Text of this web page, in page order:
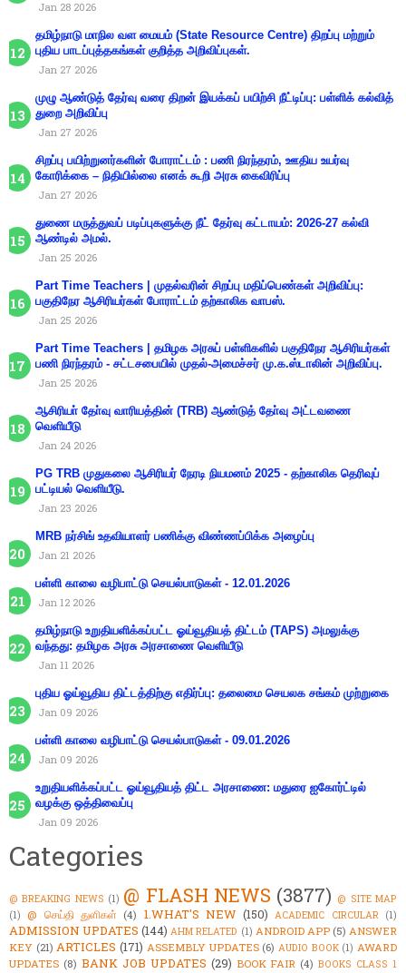
Jan 28 2026
தமிழ்நாடு மாநில வள மையம் (State Resource Centre) திறப்பு மற்றும்
புதிய பாடப்புத்தகங்கள் குறித்த அறிவிப்புகள்.
Jan 27 2026
முழு ஆண்டுத் தேர்வு வரை திறன் இயக்கப் பயிற்சி நீட்டிப்பு: பள்ளிக் கல்வித்
துறை அறிவிப்பு
Jan 27 2026
சிறப்பு பயிற்றுனர்களின் போராட்டம் : பணி நிரந்தரம், ஊதிய உயர்வு
கோரிக்கை – நிதியில்லை எனக் கூறி அரசு கைவிரிப்பு
Jan 27 2026
துணை மருத்துவப் படிப்புகளுக்கு நீட் தேர்வு கட்டாயம்: 2026-27 கல்வி
ஆண்டில் அமல்.
Jan 25 2026
Part Time Teachers | முதல்வரின் சிறப்பு மதிப்பெண்கள் அறிவிப்பு:
பகுதிநேர ஆசிரியர்கள் போராட்டம் தற்காலிக வாபஸ்.
Jan 25 2026
Part Time Teachers | தமிழக அரசுப் பள்ளிகளில் பகுதிநேர ஆசிரியர்கள்
பணி நிரந்தரம் - சட்டசபையில் முதல்-அமைச்சர் மு.க.ஸ்டாலின் அறிவிப்பு.
Jan 25 2026
ஆசிரியா் தோ்வு வாரியத்தின் (TRB) ஆண்டுத் தோ்வு அட்டவணை
வெளியீடு
Jan 24 2026
PG TRB முதுகலை ஆசிரியர் நேரடி நியமனம் 2025 - தற்காலிக தெரிவுப்
பட்டியல் வெளியீடு.
Jan 23 2026
MRB நர்சிங் உதவியாளர் பணிக்கு விண்ணப்பிக்க அழைப்பு
Jan 21 2026
பள்ளி காலை வழிபாட்டு செயல்பாடுகள் - 12.01.2026
Jan 12 2026
தமிழ்நாடு உறுதியளிக்கப்பட்ட ஓய்வூதியத் திட்டம் (TAPS) அமலுக்கு
வந்தது: தமிழக அரசு அரசாணை வெளியீடு
Jan 11 2026
புதிய ஓய்வூதிய திட்டத்திற்கு எதிர்ப்பு: தலைமை செயலக சங்கம் முற்றுகை
Jan 09 2026
பள்ளி காலை வழிபாட்டு செயல்பாடுகள் - 09.01.2026
Jan 09 2026
உறுதியளிக்கப்பட்ட ஓய்வூதியத் திட்ட அரசாணை: மதுரை ஐகோர்ட்டில்
வழக்கு ஒத்திவைப்பு
Jan 09 2026
Categories
@ BREAKING NEWS (1) @ FLASH NEWS (3877) @ SITE MAP
(1) @ செய்தி துளிகள் (4) 1.WHAT'S NEW (150) ACADEMIC CIRCULAR (1)
ADMISSION UPDATES (144) AHM RELATED (1) ANDROID APP (5) ANSWER
KEY (21) ARTICLES (171) ASSEMBLY UPDATES (6) AUDIO BOOK (1) AWARD
UPDATES (8) BANK JOB UPDATES (29) BOOK FAIR (4) BOOKS CLASS 1